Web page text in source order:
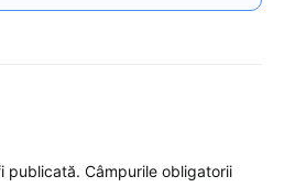
publicată. Câmpurile obligatorii